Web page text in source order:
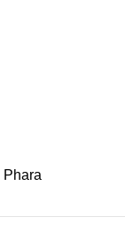
Phara